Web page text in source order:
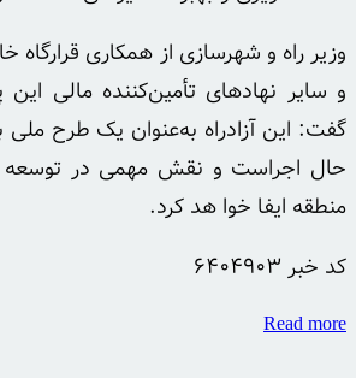
وزیر راه و شهرسازی از همکاری قرارگاه
و سایر نهادهای تأمین‌کننده مالی این
گفت: این آزادراه به‌عنوان یک طرح
حال اجراست و نقش مهمی در توسعه
منطقه ایفا خوا هد کرد.
کد خبر 6404903
Read more